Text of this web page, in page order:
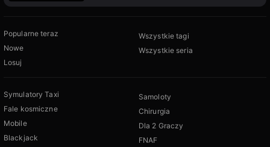
Popularne teraz
Nowe
Losuj
Wszystkie tagi
Wszystkie seria
Symulatory Taxi
Fale kosmiczne
Mobile
Blackjack
Samoloty
Chirurgia
Dla 2 Graczy
FNAF